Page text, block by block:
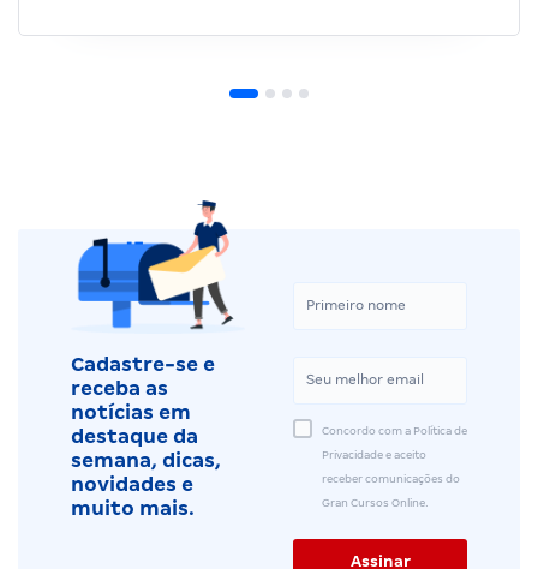
Cadastre-se e
receba as
notícias em
destaque da
semana, dicas,
novidades e
muito mais.
Concordo com a Política de
Privacidade e aceito
receber comunicações do
Gran Cursos Online.